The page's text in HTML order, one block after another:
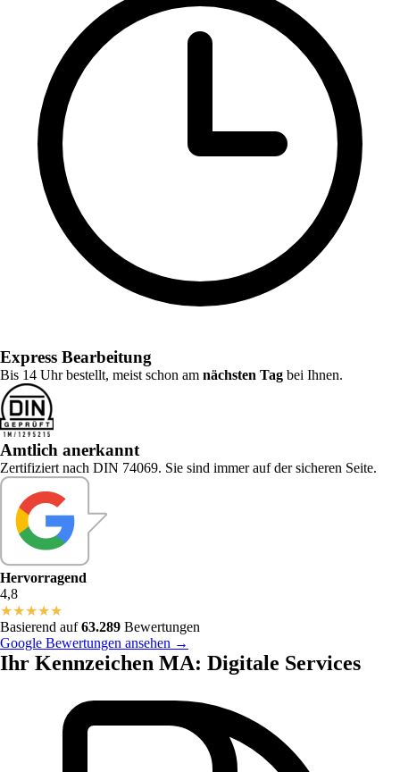
Express Bearbeitung
Bis 14 Uhr bestellt, meist schon am nächsten Tag bei Ihnen.
Amtlich anerkannt
Zertifiziert nach DIN 74069. Sie sind immer auf der sicheren Seite.
Hervorragend
4,8
★★★★★
Basierend auf63.289 Bewertungen
Google Bewertungen ansehen →
Ihr Kennzeichen MA: Digitale Services